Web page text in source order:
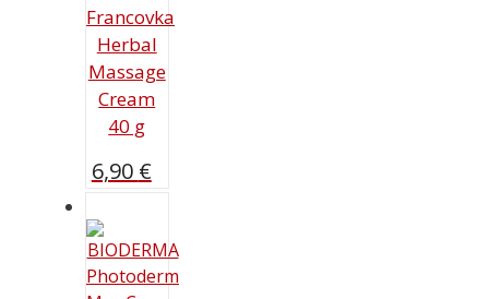
Francovka
Herbal
Massage
Cream
40 g
6,90 €